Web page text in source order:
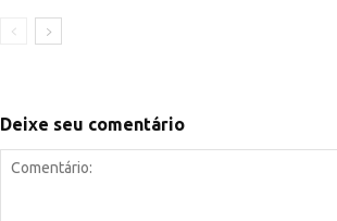
Deixe seu comentário